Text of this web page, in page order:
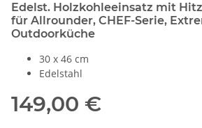
Edelst. Holzkohleeinsatz mit
für Allrounder, CHEF-Serie,
Outdoorküche
30 x 46 cm
Edelstahl
149,00 €